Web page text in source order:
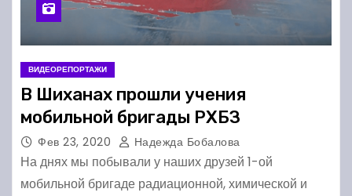
ВИДЕОРЕПОРТАЖИ
В Шиханах прошли учения
мобильной бригады РХБЗ
Фев 23, 2020 Надежда Бобалова
На днях мы побывали у наших друзей 1-ой
мобильной бригаде радиационной, химической и